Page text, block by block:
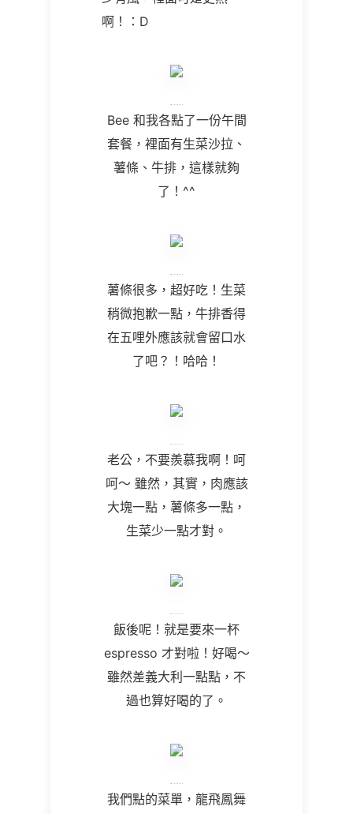
啊！：D
Bee 和我各點了一份午間
套餐，裡面有生菜沙拉、
薯條、牛排，這樣就夠
了！ ^^
薯條很多，超好吃！生菜
稍微抱歉一點，牛排香得
在五哩外應該就會留口水
了吧？！哈哈！
老公，不要羨慕我啊！呵
呵～ 雖然，其實，肉應該
大塊一點，薯條多一點，
生菜少一點才對。
飯後呢！就是要來一杯
espresso 才對啦！好喝～
雖然差義大利一點點，不
過也算好喝的了。
我們點的菜單，龍飛鳳舞